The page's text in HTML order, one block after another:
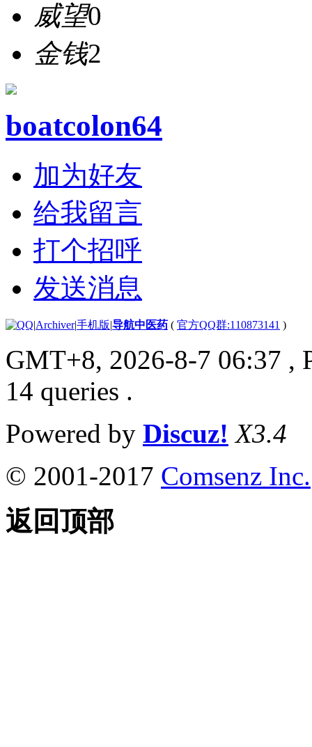
威望0
金钱2
boatcolon64
加为好友
给我留言
打个招呼
发送消息
|Archiver|手机版|导航中医药 ( 官方QQ群:110873141 )
GMT+8, 2026-8-7 06:37 ,
14 queries .
Powered by Discuz! X3.4
© 2001-2017 Comsenz Inc.
返回顶部